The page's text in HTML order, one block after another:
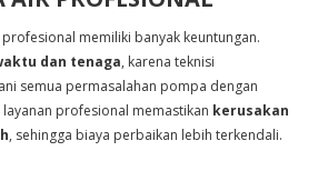
memiliki banyak keuntungan.
dan tenaga, karena teknisi
semua permasalahan pompa dengan
profesional memastikan kerusakan
, sehingga biaya perbaikan lebih terkendali.